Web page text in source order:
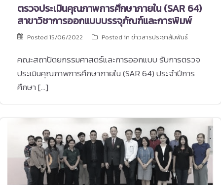
ตรวจประเมินคุณภาพการศึกษาภายใน (SAR 64)
สาขาวิชาการออกแบบบรรจุภัณฑ์และการพิมพ์
Posted 15/06/2022 Posted in ข่าวสารประชาสัมพันธ์
คณะสถาปัตยกรรมศาสตร์และการออกแบบ รับการตรวจ
ประเมินคุณภาพการศึกษาภายใน (SAR 64) ประจำปีการ
ศึกษา […]